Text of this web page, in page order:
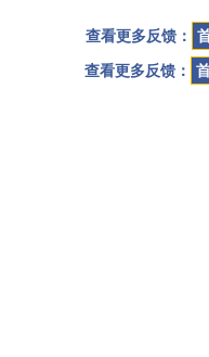
查看更多反馈：
查看更多反馈：